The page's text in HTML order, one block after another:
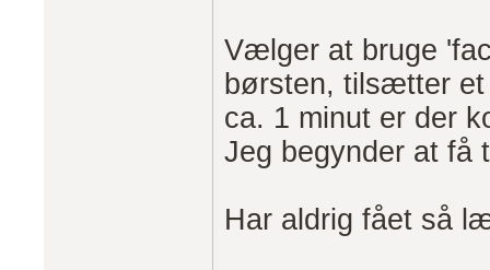
Vælger at bruge
børsten, tilsætter et
ca. 1 minut er der
Jeg begynder at
Har aldrig fået så